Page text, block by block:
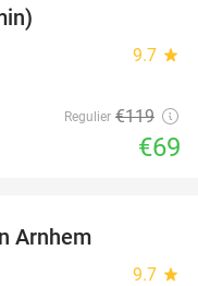
9.7 star
Regulier €119
€69
Arnhem
9.7 star